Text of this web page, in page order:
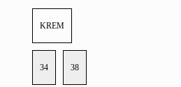
KREM
34 38